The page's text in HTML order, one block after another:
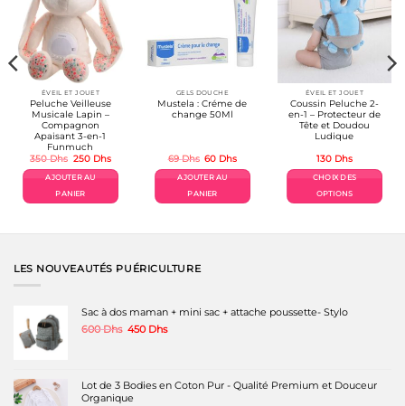
ÉVEIL ET JOUET
Peluche Veilleuse
Musicale Lapin –
Compagnon
Apaisant 3-en-1
Funmuch
350Dhs Le
initial
était :
350 Dhs.
250 DhsLe
actuel
AJOUTER AU
PANIER
GELS DOUCHE
Mustela : Créme de
change 50Ml
69Dhs Le
initial
était :
69 Dhs.
60 DhsLe
actuel
AJOUTER AU
PANIER
ÉVEIL ET JOUET
Coussin Peluche 2-
en-1 – Protecteur de
Tête et Doudou
Ludique
130 Dhs
CHOIX DES
OPTIONS
être
du
LES NOUVEAUTÉS PUÉRICULTURE
Sac à dos maman + mini sac + attache poussette- Stylo
600Dhs Le
600 Dhs.
450 DhsLe
450 Dhs.
Lot de 3 Bodies en Coton Pur - Qualité Premium et Douceur
Organique